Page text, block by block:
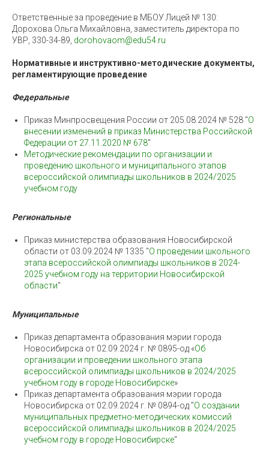
Ответственные за проведение в МБОУ Лицей № 130:
Дорохова Ольга Михайловна, заместитель директора по
УВР, 330-34-89, dorohovaom@edu54.ru
Нормативные и инструктивно-методические документы,
регламентирующие проведение
Федеральные
Приказ Минпросвещения России от 205.08.2024 № 528 "О
внесении изменений в приказ Министерства Российской
Федерации от 27.11.2020 № 678"
Методические рекомендации по организации и
проведению школьного и муниципального этапов
всероссийской олимпиады школьников в 2024/2025
учебном году
Региональные
Приказ министерства образования Новосибирской
области от 03.09.2024 № 1335 "О проведении школьного
этапа всероссийской олимпиады школьников в 2024-
2025 учебном году на территории Новосибирской
области"
Муниципальные
Приказ департамента образования мэрии города
Новосибирска от 02.09.2024 г. № 0895-од «Об
организации и проведении школьного этапа
всероссийской олимпиады школьников в 2024/2025
учебном году в городе Новосибирске»
Приказ департамента образования мэрии города
Новосибирска от 02.09.2024 г. № 0894-од "О создании
муниципальных предметно-методических комиссий
всероссийской олимпиады школьников в 2024/2025
учебном году в городе Новосибирске"